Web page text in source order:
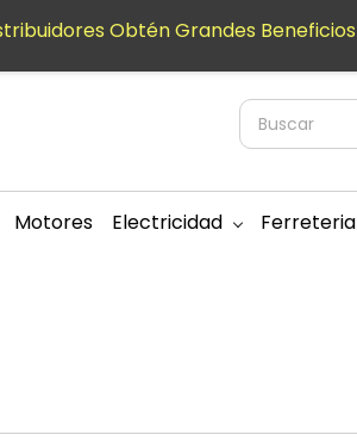
Motores Electricidad Ferreteria
Obtén Grandes Beneficios